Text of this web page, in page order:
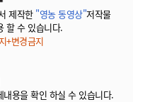
제작한 "영농 동영상"저작물
할 수 있습니다.
+변경금지
용을 확인 하실 수 있습니다.